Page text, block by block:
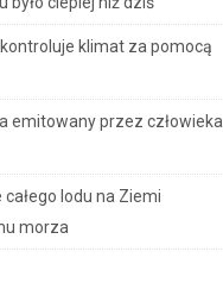
klimat za pomocą
emitowany przez człowieka
lodu na Ziemi
morza